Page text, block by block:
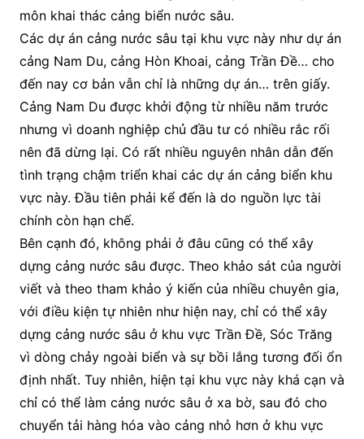
môn khai thác cảng biển nước sâu.
Các dự án cảng nước sâu tại khu vực này như dự án
cảng Nam Du, cảng Hòn Khoai, cảng Trần Đề… cho
đến nay cơ bản vẫn chỉ là những dự án… trên giấy.
Cảng Nam Du được khởi động từ nhiều năm trước
nhưng vì doanh nghiệp chủ đầu tư có nhiều rắc rối
nên đã dừng lại. Có rất nhiều nguyên nhân dẫn đến
tình trạng chậm triển khai các dự án cảng biển khu
vực này. Đầu tiên phải kể đến là do nguồn lực tài
chính còn hạn chế.
Bên cạnh đó, không phải ở đâu cũng có thể xây
dựng cảng nước sâu được. Theo khảo sát của người
viết và theo tham khảo ý kiến của nhiều chuyên gia,
với điều kiện tự nhiên như hiện nay, chỉ có thể xây
dựng cảng nước sâu ở khu vực Trần Đề, Sóc Trăng
vì dòng chảy ngoài biển và sự bồi lắng tương đối ổn
định nhất. Tuy nhiên, hiện tại khu vực này khá cạn và
chỉ có thể làm cảng nước sâu ở xa bờ, sau đó cho
chuyển tải hàng hóa vào cảng nhỏ hơn ở khu vực